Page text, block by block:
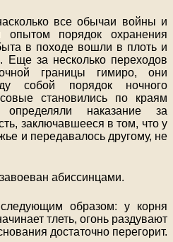
все обычаи войны и
опытом порядок охранения
в походе вошли в плоть и
Еще за несколько переходов
границы гимиро, они
собой порядок ночного
становились по краям
наказание за
заключавшееся в том, что у
и передавалось другому, не
абиссинцами.
образом: у корня
тлеть, огонь раздувают
достаточно перегорит.